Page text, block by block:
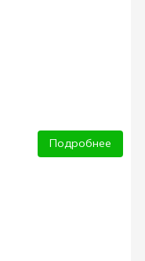
Подробнее